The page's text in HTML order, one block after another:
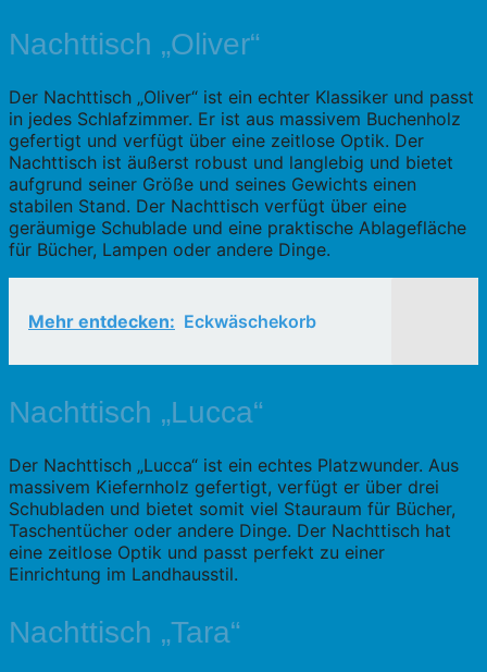
Nachttisch „Oliver“
Der Nachttisch „Oliver“ ist ein echter Klassiker und passt
in jedes Schlafzimmer. Er ist aus massivem Buchenholz
gefertigt und verfügt über eine zeitlose Optik. Der
Nachttisch ist äußerst robust und langlebig und bietet
aufgrund seiner Größe und seines Gewichts einen
stabilen Stand. Der Nachttisch verfügt über eine
geräumige Schublade und eine praktische Ablagefläche
für Bücher, Lampen oder andere Dinge.
Mehr entdecken: Eckwäschekorb
Nachttisch „Lucca“
Der Nachttisch „Lucca“ ist ein echtes Platzwunder. Aus
massivem Kiefernholz gefertigt, verfügt er über drei
Schubladen und bietet somit viel Stauraum für Bücher,
Taschentücher oder andere Dinge. Der Nachttisch hat
eine zeitlose Optik und passt perfekt zu einer
Einrichtung im Landhausstil.
Nachttisch „Tara“